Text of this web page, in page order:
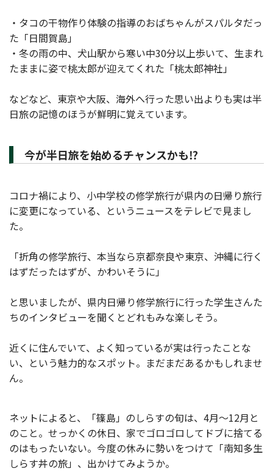
・タコの干物作り体験の指導のおばちゃんがスパルタだっ
た「日間賀島」
・冬の雨の中、犬山駅から寒い中30分以上歩いて、生まれ
たままに姿で桃太郎が迎えてくれた「桃太郎神社」
などなど、東京や大阪、海外へ行った思い出よりも実は半
日旅の記憶のほうが鮮明に覚えています。
今が半日旅を始めるチャンスかも⁉︎
コロナ禍により、小中学校の修学旅行が県内の日帰り旅行
に変更になっている、というニュースをテレビで見まし
た。
「折角の修学旅行、本当なら京都奈良や東京、沖縄に行く
はずだったはずが、かわいそうに」
と思いましたが、県内日帰り修学旅行に行った学生さんた
ちのインタビューを聞くとどれもみな楽しそう。
近くに住んでいて、よく知っているが実は行ったことな
い、という魅力的なスポット。まだまだあるかもしれませ
ん。
ネットによると、「篠島」のしらすの旬は、4月〜12月と
のこと。せっかくの休日、家でゴロゴロしてドブに捨てる
のはもったいない。今度の休みに勢いをつけて「南知多生
しらす丼の旅」、出かけてみようか。